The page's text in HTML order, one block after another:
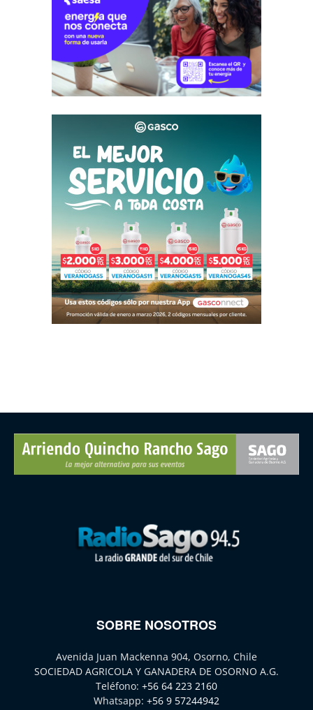
SOBRE NOSOTROS
Avenida Juan Mackenna 904, Osorno, Chile
SOCIEDAD AGRICOLA Y GANADERA DE OSORNO A.G.
Teléfono: +56 64 223 2160
Whatsapp: +56 9 57244942